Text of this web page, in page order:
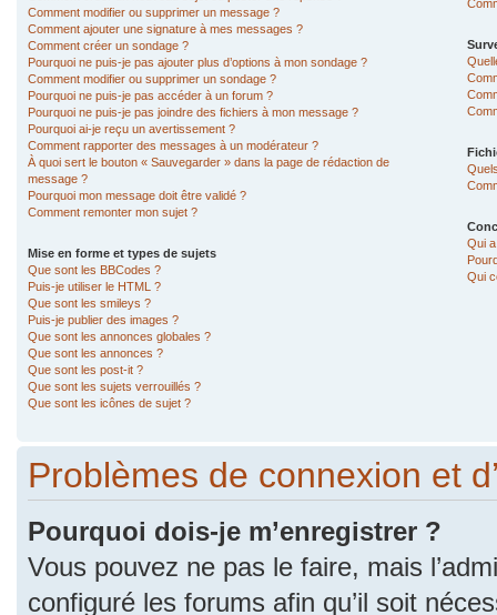
Comment modifier ou supprimer un message ?
Comment ajouter une signature à mes messages ?
Comment créer un sondage ?
Pourquoi ne puis-je pas ajouter plus d’options à mon sondage ?
Comment modifier ou supprimer un sondage ?
Pourquoi ne puis-je pas accéder à un forum ?
Pourquoi ne puis-je pas joindre des fichiers à mon message ?
Pourquoi ai-je reçu un avertissement ?
Comment rapporter des messages à un modérateur ?
À quoi sert le bouton « Sauvegarder » dans la page de rédaction de
message ?
Pourquoi mon message doit être validé ?
Comment remonter mon sujet ?
Mise en forme et types de sujets
Que sont les BBCodes ?
Puis-je utiliser le HTML ?
Que sont les smileys ?
Puis-je publier des images ?
Que sont les annonces globales ?
Que sont les annonces ?
Que sont les post-it ?
Que sont les sujets verrouillés ?
Que sont les icônes de sujet ?
Qui
Qui
Problèmes de connexion et
Pourquoi dois-je m’enregistrer ?
Vous pouvez ne pas le faire, mais
configuré les forums afin qu’il soit